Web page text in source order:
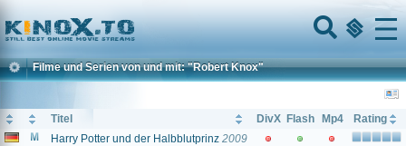
Home
Menu
Filme und Serien von und mit: "Robert Knox"
Titel DivX Flash Mp4
Rating
Harry Potter und der Halbblutprinz 2009